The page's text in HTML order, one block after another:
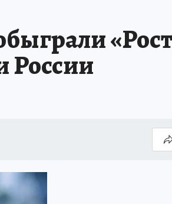
России